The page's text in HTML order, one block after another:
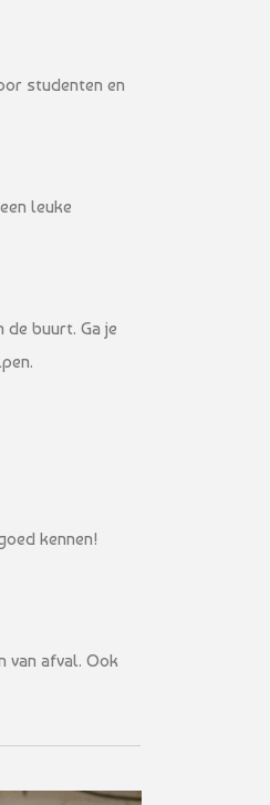
studenten en
leuke
buurt. Ga je
kennen!
van afval. Ook